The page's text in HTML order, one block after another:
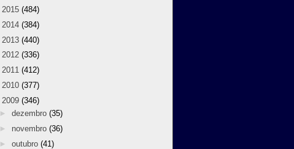
2015 (484)
2014 (384)
2013 (440)
2012 (336)
2011 (412)
2010 (377)
2009 (346)
► dezembro (35)
► novembro (36)
► outubro (41)